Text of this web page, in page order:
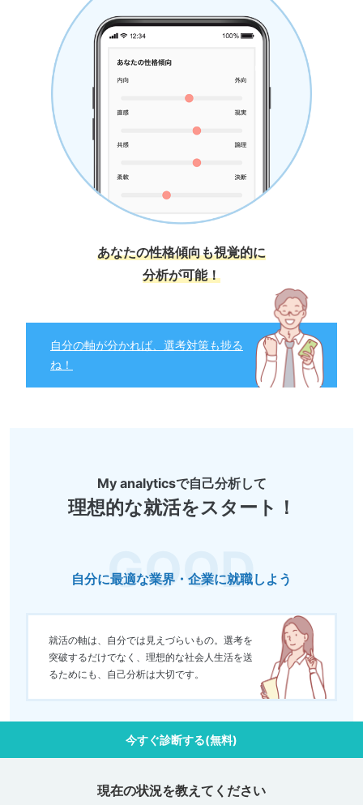
あなたの性格傾向も視覚的に
分析が可能！
自分の軸が分かれば、選考対策も捗る
ね！
My analyticsで自己分析して
理想的な就活をスタート！
自分に最適な業界・企業に就職しよう
就活の軸は、自分では見えづらいもの。選考を
突破するだけでなく、理想的な社会人生活を送
るためにも、自己分析は大切です。
今すぐ診断する(無料)
現在の状況を教えてください